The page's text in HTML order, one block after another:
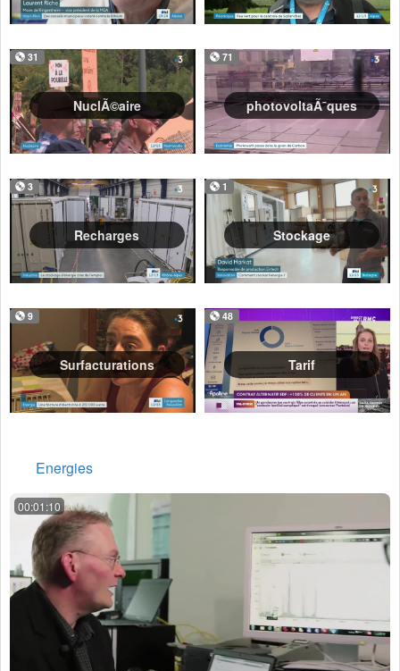
31
NuclÃ©aire
71
photovoltaÃ¯ques
3
Recharges
1
Stockage
9
Surfacturations
48
Tarif
Energies
00:01:10